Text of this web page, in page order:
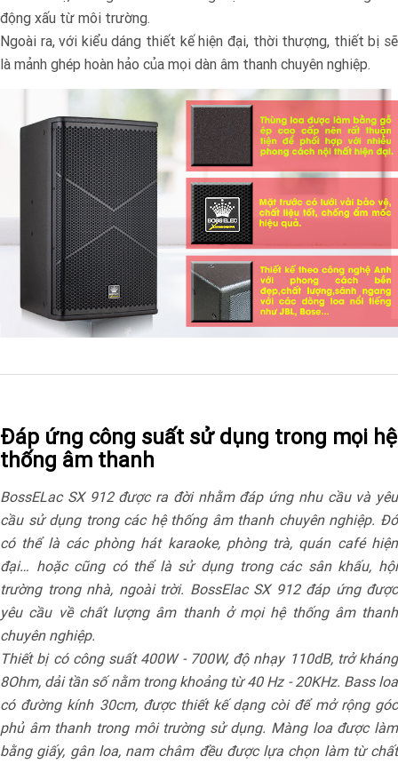
động xấu từ môi trường.
Ngoài ra, với kiểu dáng thiết kế hiện đại, thời thượng, thiết bị sẽ
là mảnh ghép hoàn hảo của mọi dàn âm thanh chuyên nghiệp.
Đáp ứng công suất sử dụng trong mọi hệ
thống âm thanh
BossELac SX 912 được ra đời nhằm đáp ứng nhu cầu và yêu
cầu sử dụng trong các hệ thống âm thanh chuyên nghiệp. Đó
có thể là các phòng hát karaoke, phòng trà, quán café hiện
đại… hoặc cũng có thể là sử dụng trong các sân khấu, hội
trường trong nhà, ngoài trời. BossElac SX 912 đáp ứng được
yêu cầu về chất lượng âm thanh ở mọi hệ thống âm thanh
chuyên nghiệp.
Thiết bị có công suất 400W - 700W, độ nhạy 110dB, trở kháng
8Ohm, dải tần số nằm trong khoảng từ 40 Hz - 20KHz. Bass loa
có đường kính 30cm, được thiết kế dạng còi để mở rộng góc
phủ âm thanh trong môi trường sử dụng. Màng loa được làm
bằng giấy, gân loa, nam châm đều được lựa chọn làm từ chất